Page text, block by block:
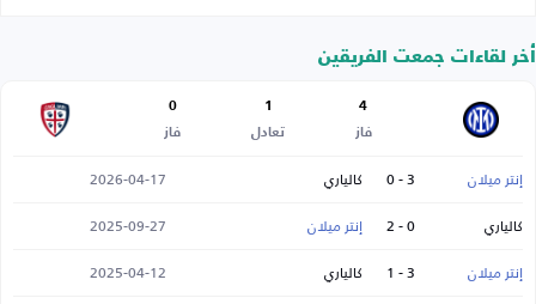
أخر لقاءات جمعت الفريقين
4
فاز
1
تعادل
0
فاز
إنتر ميلان 3 - 0 كالياري
2026-04-17
كالياري
0 - 2 إنتر ميلان
2025-09-27
إنتر ميلان
3 - 1 كالياري
2025-04-12